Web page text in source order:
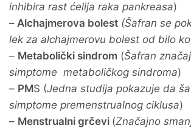
inhibira rast ćelija raka pankreasa)
– Alchajmerova bolest (Šafran se
lek za alchajmerovu bolest od bilo
– Metabolički sindrom (Šafran
simptome metaboličkog sindroma)
– PMS (Jedna studija pokazuje da
simptome premenstrualnog ciklusa)
– Menstrualni grčevi (Značajno